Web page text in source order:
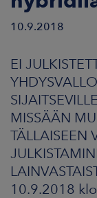
10.9.2018
EI
MISSÄÄN
TÄLLAISEEN
10.9.2018